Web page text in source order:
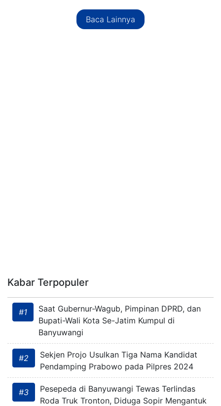
Baca Lainnya
Kabar Terpopuler
#1
Saat Gubernur-Wagub, Pimpinan DPRD, dan
Bupati-Wali Kota Se-Jatim Kumpul di
Banyuwangi
#2
Sekjen Projo Usulkan Tiga Nama Kandidat
Pendamping Prabowo pada Pilpres 2024
#3
Pesepeda di Banyuwangi Tewas Terlindas
Roda Truk Tronton, Diduga Sopir Mengantuk